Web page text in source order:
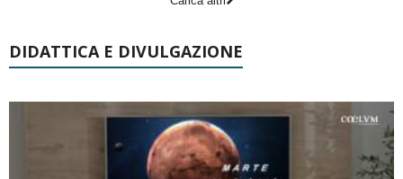
DIDATTICA E DIVULGAZIONE